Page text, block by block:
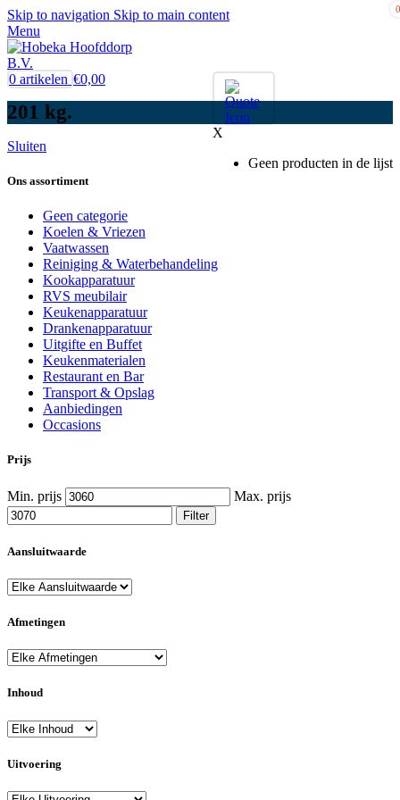
Skip to navigation Skip to main content
Menu
0
X
Geen producten in de lijst
0 artikelen €0,00
201 kg.
Sluiten
Ons assortiment
Geen categorie
Koelen & Vriezen
Vaatwassen
Reiniging & Waterbehandeling
Kookapparatuur
RVS meubilair
Keukenapparatuur
Drankenapparatuur
Uitgifte en Buffet
Keukenmaterialen
Restaurant en Bar
Transport & Opslag
Aanbiedingen
Occasions
Prijs
Min. prijs Max. prijs
Filter
Aansluitwaarde
Afmetingen
Inhoud
Uitvoering